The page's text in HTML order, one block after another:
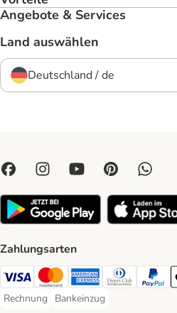
Angebote & Services
Land auswählen
Deutschland / de
Zahlungsarten
Visa Payment Method
Mastercard Payment Method
American Express
Diners Club
PayPal
Rechnung
Rechnung Payment Method
Bankeinzug
Bankeinzug Payment Method